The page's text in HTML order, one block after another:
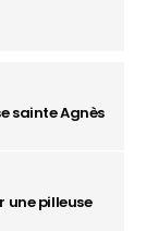
sainte Agnès
une pilleuse